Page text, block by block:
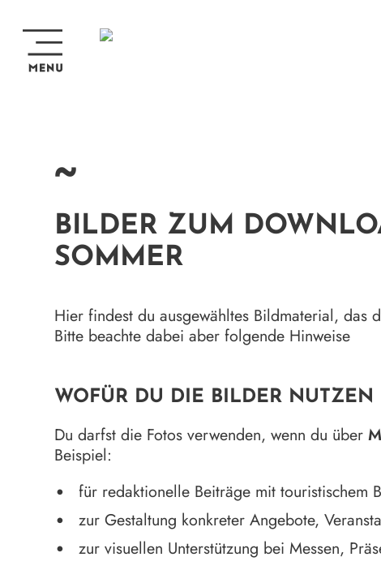
~
BILDER ZUM
SOMMER
Hier findest du ausgewähltes Bildmaterial, das
Bitte beachte dabei aber folgende Hinweise
WOFÜR DU DIE BILDER NUTZEN
Du darfst die Fotos verwenden, wenn du über
Beispiel:
für redaktionelle Beiträge mit touristischem
zur Gestaltung konkreter Angebote,
zur visuellen Unterstützung bei Messen,